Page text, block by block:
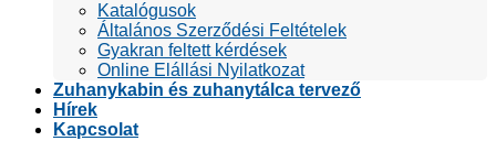
Katalógusok
Általános Szerződési Feltételek
Gyakran feltett kérdések
Online Elállási Nyilatkozat
Zuhanykabin és zuhanytálca tervező
Hírek
Kapcsolat